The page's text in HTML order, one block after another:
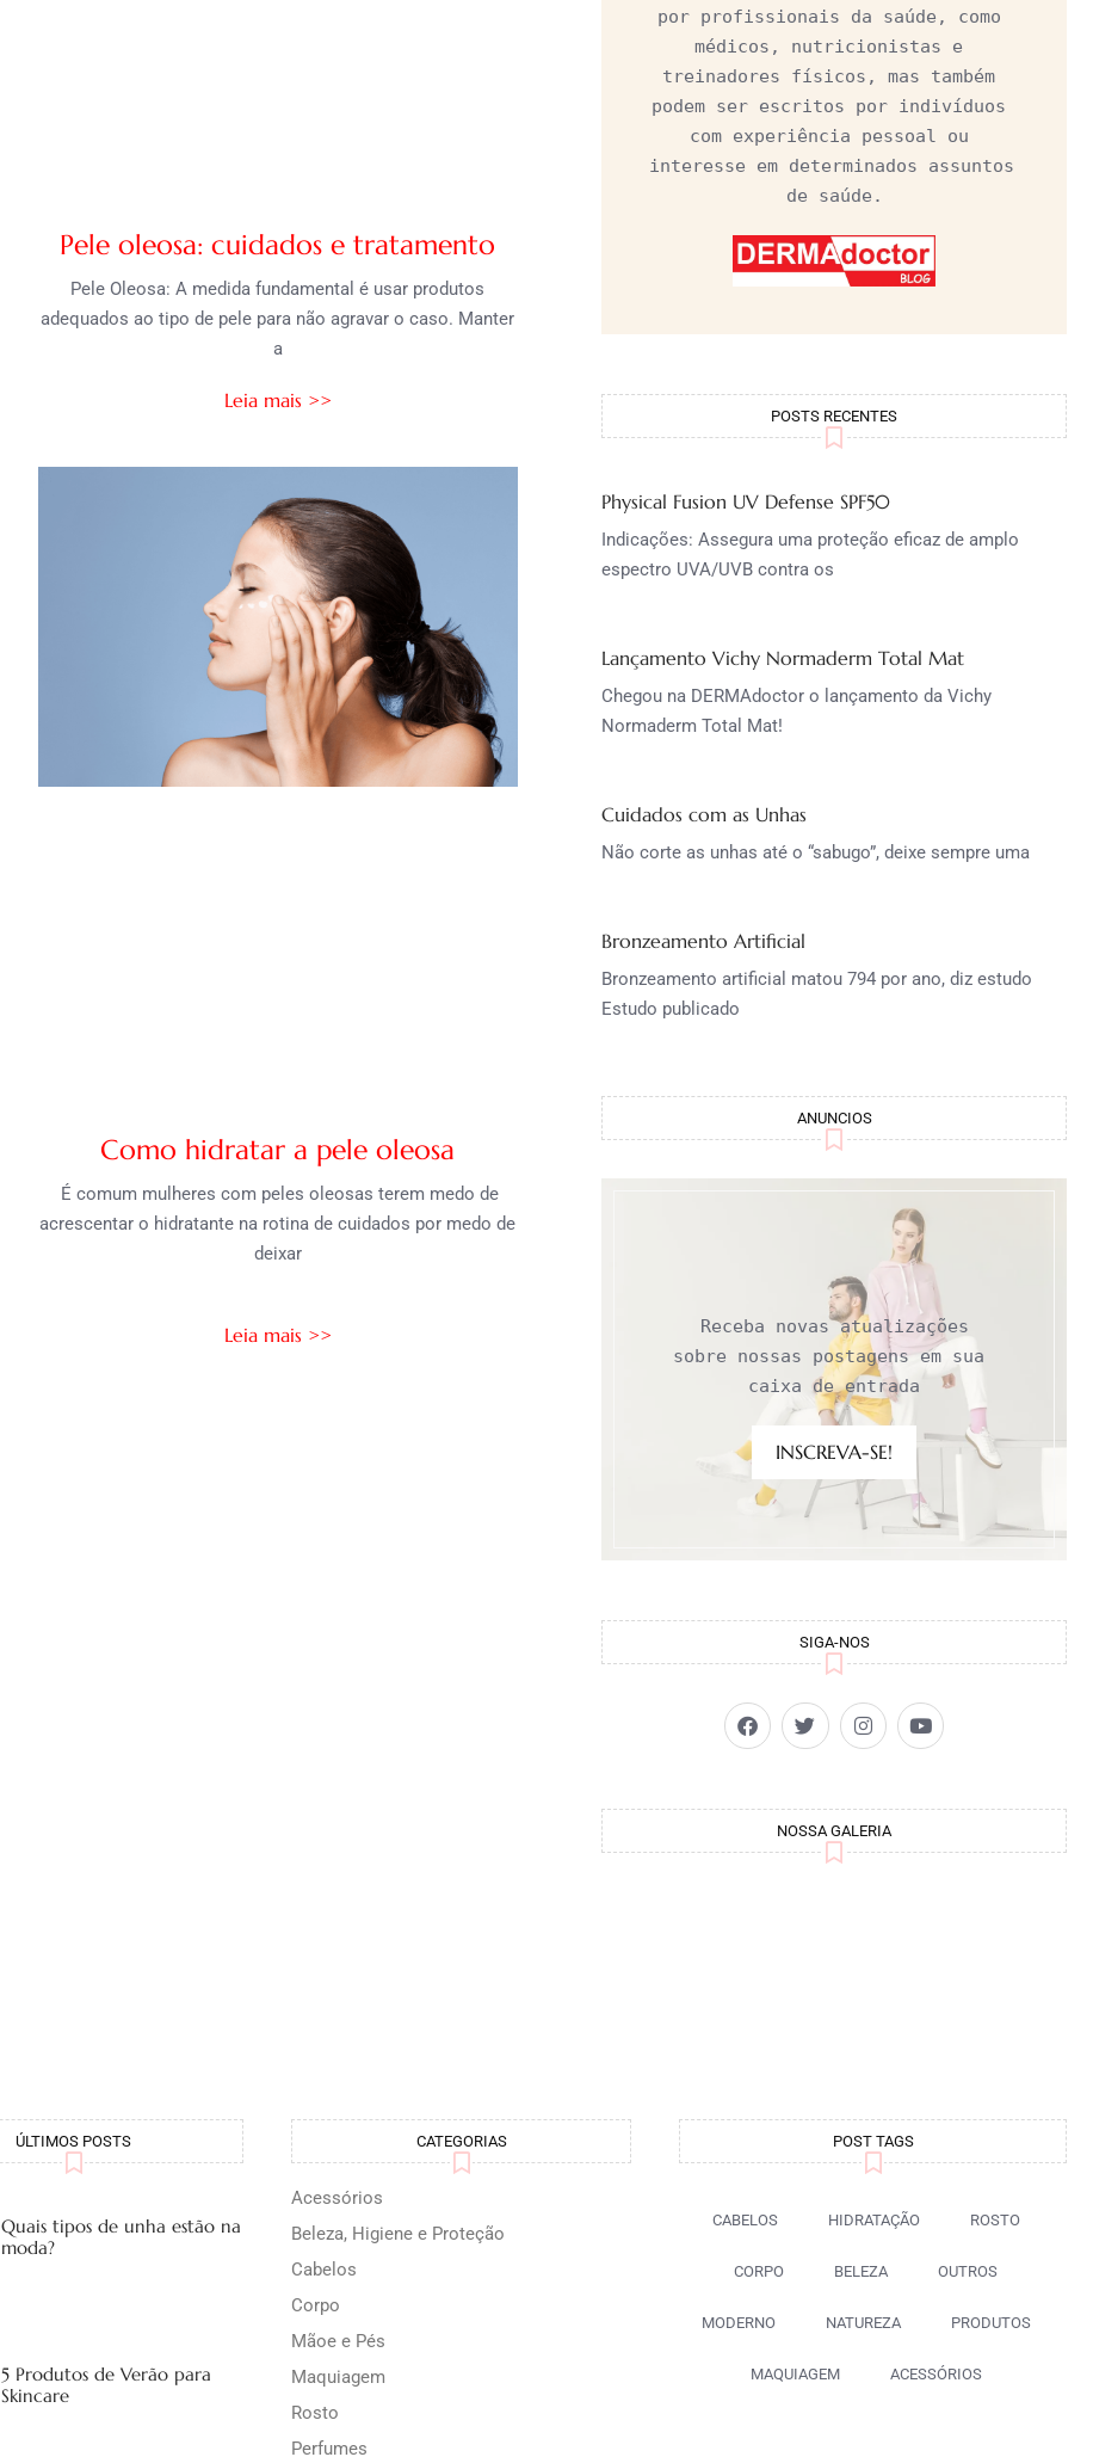
Pele oleosa: cuidados e tratamento
Pele Oleosa: A medida fundamental é usar produtos
adequados ao tipo de pele para não agravar o caso. Manter
a
Leia mais >>
Como hidratar a pele oleosa
É comum mulheres com peles oleosas terem medo de
acrescentar o hidratante na rotina de cuidados por medo de
deixar
Leia mais >>
por profissionais da saúde, como
médicos, nutricionistas e
treinadores físicos, mas também
podem ser escritos por indivíduos
com experiência pessoal ou
interesse em determinados assuntos
de saúde.
POSTS RECENTES
Physical Fusion UV Defense SPF50
Indicações: Assegura uma proteção eficaz de amplo
espectro UVA/UVB contra os
Lançamento Vichy Normaderm Total Mat
Chegou na DERMAdoctor o lançamento da Vichy
Normaderm Total Mat!
Cuidados com as Unhas
Não corte as unhas até o “sabugo”, deixe sempre uma
Bronzeamento Artificial
Bronzeamento artificial matou 794 por ano, diz estudo
Estudo publicado
ANUNCIOS
Receba novas atualizações
sobre nossas postagens em sua
caixa de entrada
INSCREVA-SE!
SIGA-NOS
NOSSA GALERIA
ÚLTIMOS POSTS
Quais tipos de unha estão na
moda?
5 Produtos de Verão para
Skincare
CATEGORIAS
Acessórios
Beleza, Higiene e Proteção
Cabelos
Corpo
Mãoe e Pés
Maquiagem
Rosto
Perfumes
POST TAGS
CABELOS HIDRATAÇÃO ROSTO
CORPO BELEZA OUTROS
MODERNO NATUREZA PRODUTOS
MAQUIAGEM ACESSÓRIOS